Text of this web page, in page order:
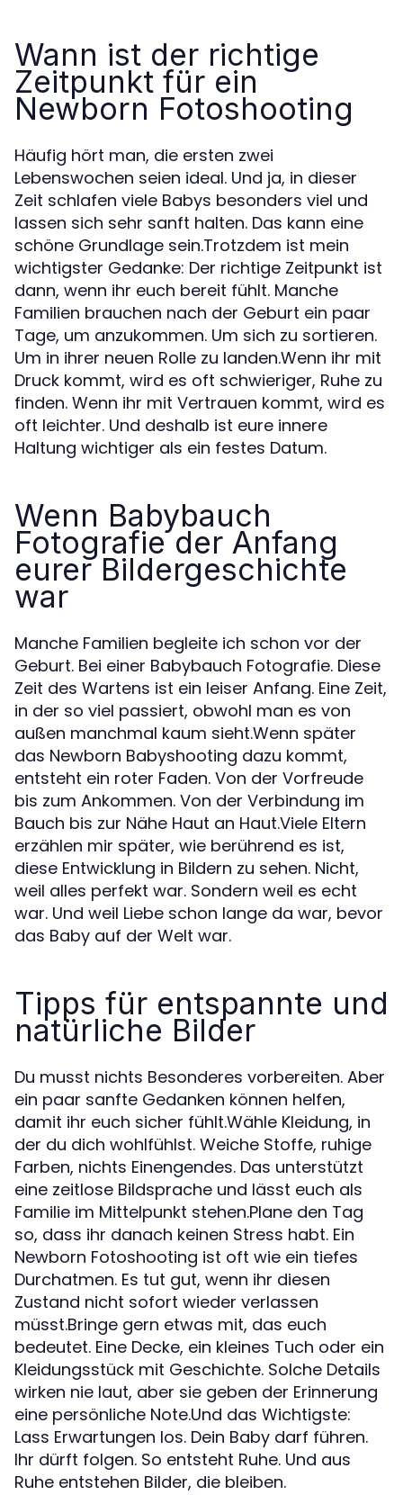
Wann ist der richtige
Zeitpunkt für ein
Newborn Fotoshooting
Häufig hört man, die ersten zwei
Lebenswochen seien ideal. Und ja, in dieser
Zeit schlafen viele Babys besonders viel und
lassen sich sehr sanft halten. Das kann eine
schöne Grundlage sein.Trotzdem ist mein
wichtigster Gedanke: Der richtige Zeitpunkt ist
dann, wenn ihr euch bereit fühlt. Manche
Familien brauchen nach der Geburt ein paar
Tage, um anzukommen. Um sich zu sortieren.
Um in ihrer neuen Rolle zu landen.Wenn ihr mit
Druck kommt, wird es oft schwieriger, Ruhe zu
finden. Wenn ihr mit Vertrauen kommt, wird es
oft leichter. Und deshalb ist eure innere
Haltung wichtiger als ein festes Datum.
Wenn Babybauch
Fotografie der Anfang
eurer Bildergeschichte
war
Manche Familien begleite ich schon vor der
Geburt. Bei einer Babybauch Fotografie. Diese
Zeit des Wartens ist ein leiser Anfang. Eine Zeit,
in der so viel passiert, obwohl man es von
außen manchmal kaum sieht.Wenn später
das Newborn Babyshooting dazu kommt,
entsteht ein roter Faden. Von der Vorfreude
bis zum Ankommen. Von der Verbindung im
Bauch bis zur Nähe Haut an Haut.Viele Eltern
erzählen mir später, wie berührend es ist,
diese Entwicklung in Bildern zu sehen. Nicht,
weil alles perfekt war. Sondern weil es echt
war. Und weil Liebe schon lange da war, bevor
das Baby auf der Welt war.
Tipps für entspannte und
natürliche Bilder
Du musst nichts Besonderes vorbereiten. Aber
ein paar sanfte Gedanken können helfen,
damit ihr euch sicher fühlt.Wähle Kleidung, in
der du dich wohlfühlst. Weiche Stoffe, ruhige
Farben, nichts Einengendes. Das unterstützt
eine zeitlose Bildsprache und lässt euch als
Familie im Mittelpunkt stehen.Plane den Tag
so, dass ihr danach keinen Stress habt. Ein
Newborn Fotoshooting ist oft wie ein tiefes
Durchatmen. Es tut gut, wenn ihr diesen
Zustand nicht sofort wieder verlassen
müsst.Bringe gern etwas mit, das euch
bedeutet. Eine Decke, ein kleines Tuch oder ein
Kleidungsstück mit Geschichte. Solche Details
wirken nie laut, aber sie geben der Erinnerung
eine persönliche Note.Und das Wichtigste:
Lass Erwartungen los. Dein Baby darf führen.
Ihr dürft folgen. So entsteht Ruhe. Und aus
Ruhe entstehen Bilder, die bleiben.